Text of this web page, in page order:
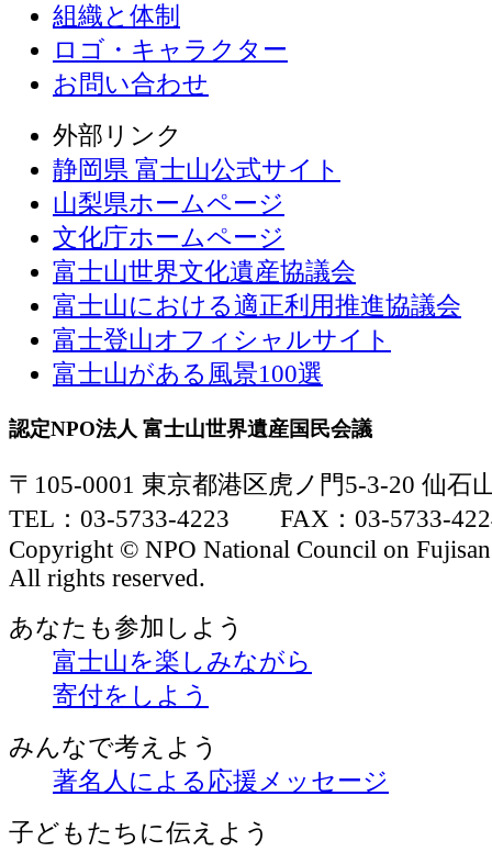
組織と体制
ロゴ・キャラクター
お問い合わせ
外部リンク
静岡県 富士山公式サイト
山梨県ホームページ
文化庁ホームページ
富士山世界文化遺産協議会
富士山における適正利用推進協議会
富士登山オフィシャルサイト
富士山がある風景100選
認定NPO法人 富士山世界遺産国民会議
〒105-0001 東京都港区虎ノ門5-3-20 仙石
TEL：03-5733-4223 FAX：03-5733-
Copyright © NPO National Council on
All rights reserved.
あなたも参加しよう
富士山を楽しみながら
寄付をしよう
みんなで考えよう
著名人による応援メッセージ
子どもたちに伝えよう